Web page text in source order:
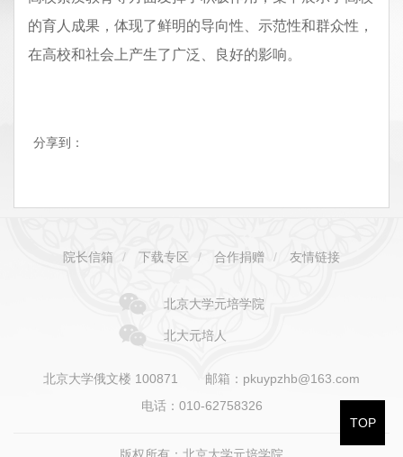
的育人成果，体现了鲜明的导向性、示范性和群众性，
在高校和社会上产生了广泛、良好的影响。
分享到：
TOP
院长信箱 / 下载专区 / 合作捐赠 / 友情链接
北京大学元培学院
北大元培人
北京大学俄文楼 100871
邮箱：pkuypzhb@163.com
电话：010-62758326
版权所有：北京大学元培学院